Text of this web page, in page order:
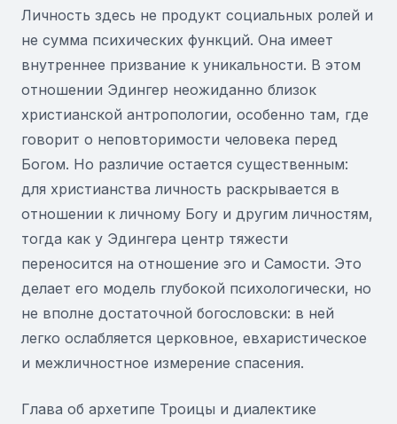
Личность здесь не продукт социальных ролей и
не сумма психических функций. Она имеет
внутреннее призвание к уникальности. В этом
отношении Эдингер неожиданно близок
христианской антропологии, особенно там, где
говорит о неповторимости человека перед
Богом. Но различие остается существенным:
для христианства личность раскрывается в
отношении к личному Богу и другим личностям,
тогда как у Эдингера центр тяжести
переносится на отношение эго и Самости. Это
делает его модель глубокой психологически, но
не вполне достаточной богословски: в ней
легко ослабляется церковное, евхаристическое
и межличностное измерение спасения.
Глава об архетипе Троицы и диалектике